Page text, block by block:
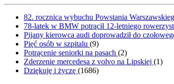
82. rocznica wybuchu Powstania
78-latek w BMW potrącił 12-letniego
Pijany kierowca audi doprowadził do
Pięć osób w szpitalu (9)
Potrącenie seniorki na pasach (2)
Zderzenie mercedesa z volvo na Lipskiej (1)
Dziękuję i życzę (1686)